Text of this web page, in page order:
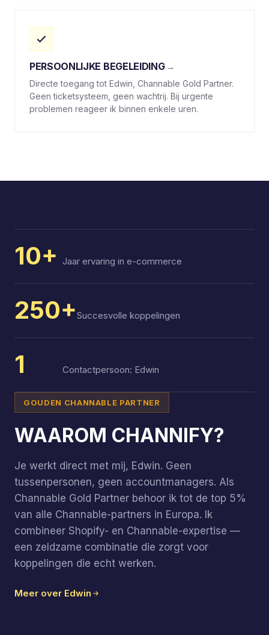
PERSOONLIJKE BEGELEIDING
Directe toegang tot Edwin, Channable Gold Partner.
Geen ticketsysteem, geen wachtrij. Bij urgente
problemen reageer ik binnen enkele uren.
10+ Jaar ervaring in e-commerce
250+Succesvolle koppelingen
1 Contactpersoon: Edwin
GOUDEN CHANNABLE PARTNER
WAAROM CHANNIFY?
Je werkt direct met mij, Edwin. Geen
tussenpersonen, geen accountmanagers. Als
Channable Gold Partner behoor ik tot de top 5%
van alle Channable-partners in Europa. Ik
combineer Shopify- en Channable-expertise —
een zeldzame combinatie die zorgt voor
koppelingen die echt werken.
Meer over Edwin